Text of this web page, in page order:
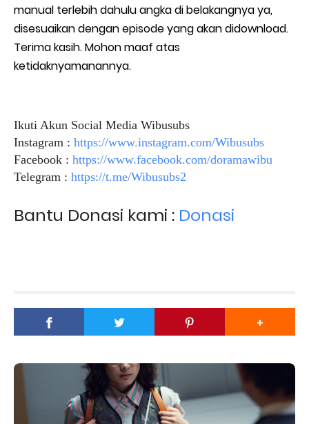
manual terlebih dahulu angka di belakangnya ya,
disesuaikan dengan episode yang akan didownload.
Terima kasih. Mohon maaf atas
ketidaknyamanannya.
Ikuti Akun Social Media Wibusubs
Instagram : https://www.instagram.com/Wibusubs
Facebook : https://www.facebook.com/doramawibu
Telegram : https://t.me/Wibusubs2
Bantu Donasi kami : Donasi